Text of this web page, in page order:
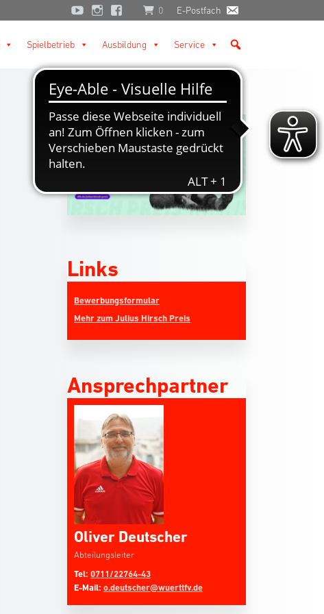
0 E-Postfach
Spielbetrieb Ausbildung Service
Links
Bewerbungsformular
Mehr zum Julius Hirsch Preis
Ansprechpartner
Oliver Deutscher
Abteilungsleiter
Tel: 0711/22764-43
E-Mail: o.deutscher@wuerttfv.de